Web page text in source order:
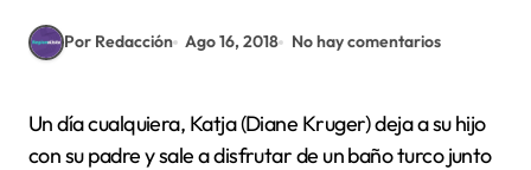
Por Redacción Ago 16, 2018 No hay comentarios
Un día cualquiera, Katja (Diane Kruger) deja a su hijo
con su padre y sale a disfrutar de un baño turco junto